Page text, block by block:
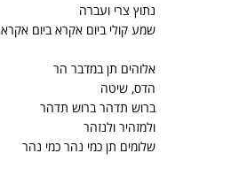
נתוץ צרי ועברה
שמע קולי ביום אקרא ביום אקרא
אלוהים תן במדבר הר
הדס, שיטה
ברוש תדהר ברוש תדהר
ולמזהיר ולנזהר
שלומים תן כמי נהר כמי נהר